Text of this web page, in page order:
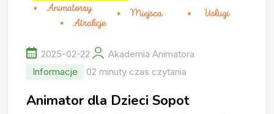
2025-02-22
Akademia Animatora
Informacje
02 minuty czas czytania
Animator dla Dzieci Sopot